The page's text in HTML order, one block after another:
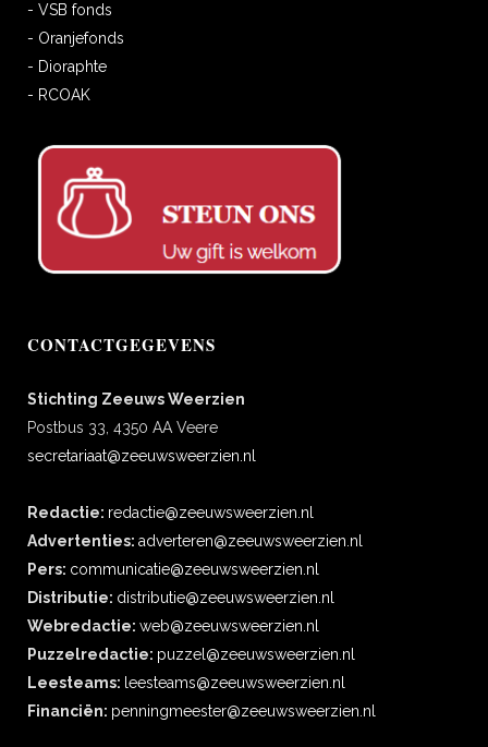
- VSB fonds
- Oranjefonds
- Dioraphte
- RCOAK
CONTACTGEGEVENS
Stichting Zeeuws Weerzien
Postbus 33, 4350 AA Veere
secretariaat@zeeuwsweerzien.nl
Redactie: redactie@zeeuwsweerzien.nl
Advertenties: adverteren@zeeuwsweerzien.nl
Pers: communicatie@zeeuwsweerzien.nl
Distributie: distributie@zeeuwsweerzien.nl
Webredactie: web@zeeuwsweerzien.nl
Puzzelredactie: puzzel@zeeuwsweerzien.nl
Leesteams: leesteams@zeeuwsweerzien.nl
Financiën: penningmeester@zeeuwsweerzien.nl